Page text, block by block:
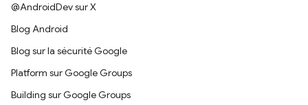
@AndroidDev sur X
Blog Android
Blog sur la sécurité Google
Platform sur Google Groups
Building sur Google Groups